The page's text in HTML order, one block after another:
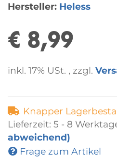
Hersteller: Heless
€ 8,99
inkl. 17% USt. , zzgl.
Knapper
Lieferzeit: 5 - 8
abweichend)
Frage zum Artikel